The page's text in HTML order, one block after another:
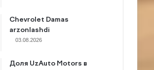
Chevrolet Damas
arzonlashdi
03.08.2026
Доля UzAuto Motors в